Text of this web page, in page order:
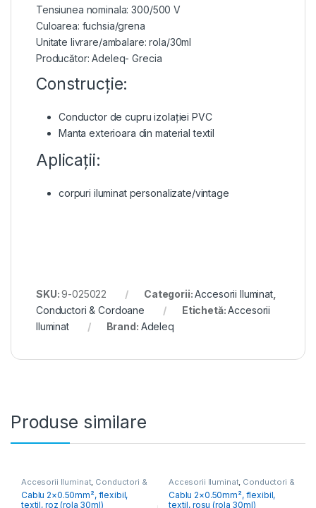
Tensiunea nominala: 300/500 V
Culoarea: fuchsia/grena
Unitate livrare/ambalare: rola/30ml
Producător: Adeleq- Grecia
Construcție:
Conductor de cupru izolației PVC
Manta exterioara din material textil
Aplicații:
corpuri iluminat personalizate/vintage
SKU:9-025022 Categorii:Accesorii Iluminat,
Conductori & Cordoane
Etichetă:Accesorii
Iluminat
Brand: Adeleq
Produse similare
Accesorii Iluminat, Conductori &
Cordoane
Cablu 2×0.50mm², flexibil,
textil, roz (rola 30ml)
Accesorii Iluminat, Conductori &
Cordoane
Cablu 2×0.50mm², flexibil,
textil, rosu (rola 30ml)